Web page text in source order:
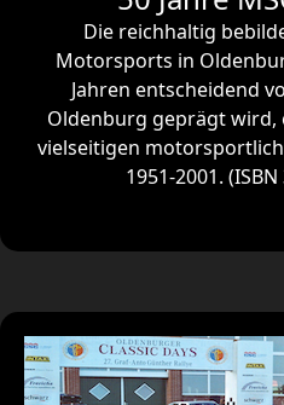
Die reichhaltig
Motorsports in
Jahren entscheidend
Oldenburg geprägt wird,
vielseitigen
1951-2001.